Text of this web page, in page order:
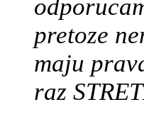
pretoze
maju
raz